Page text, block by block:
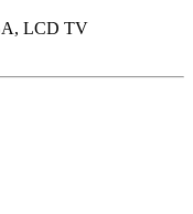
LCD TV